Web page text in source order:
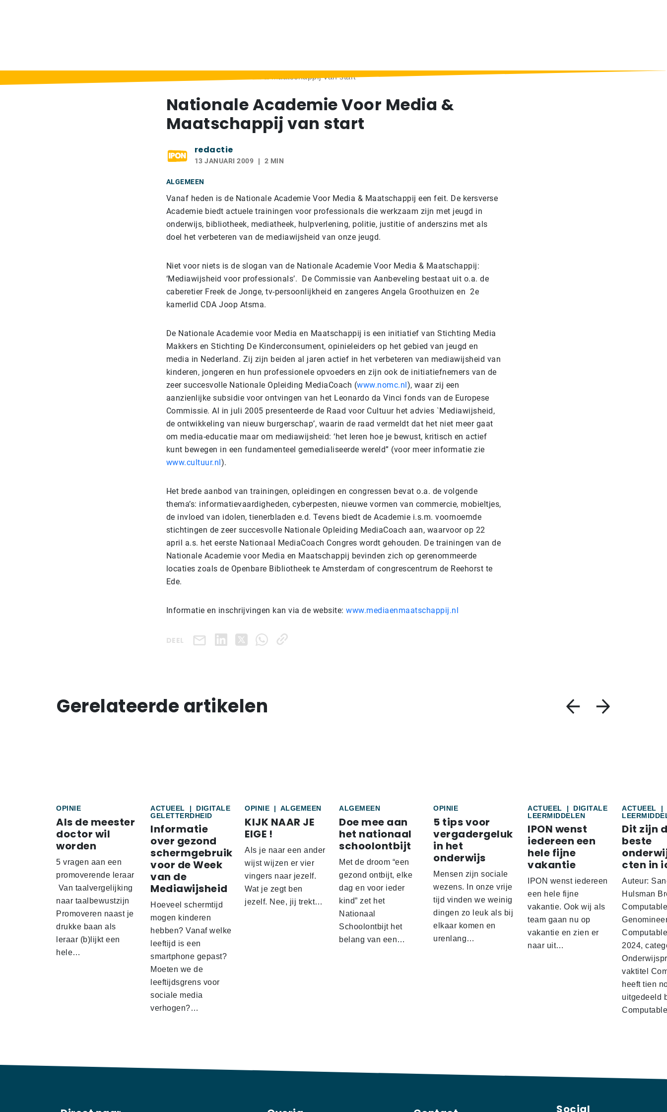
Nationale Academie Voor Media & Maatschappij van start
Nationale Academie Voor Media &
Maatschappij van start
redactie
13 JANUARI 2009 2 MIN
ALGEMEEN
Vanaf heden is de Nationale Academie Voor Media & Maatschappij een feit. De kersverse
Academie biedt actuele trainingen voor professionals die werkzaam zijn met jeugd in
onderwijs, bibliotheek, mediatheek, hulpverlening, politie, justitie of anderszins met als
doel het verbeteren van de mediawijsheid van onze jeugd.
Niet voor niets is de slogan van de Nationale Academie Voor Media & Maatschappij:
‘Mediawijsheid voor professionals’. De Commissie van Aanbeveling bestaat uit o.a. de
caberetier Freek de Jonge, tv-persoonlijkheid en zangeres Angela Groothuizen en 2e
kamerlid CDA Joop Atsma.
De Nationale Academie voor Media en Maatschappij is een initiatief van Stichting Media
Makkers en Stichting De Kinderconsument, opinieleiders op het gebied van jeugd en
media in Nederland. Zij zijn beiden al jaren actief in het verbeteren van mediawijsheid van
kinderen, jongeren en hun professionele opvoeders en zijn ook de initiatiefnemers van de
zeer succesvolle Nationale Opleiding MediaCoach (www.nomc.nl), waar zij een
aanzienlijke subsidie voor ontvingen van het Leonardo da Vinci fonds van de Europese
Commissie. Al in juli 2005 presenteerde de Raad voor Cultuur het advies `Mediawijsheid,
de ontwikkeling van nieuw burgerschap’, waarin de raad vermeldt dat het niet meer gaat
om media-educatie maar om mediawijsheid: ‘het leren hoe je bewust, kritisch en actief
kunt bewegen in een fundamenteel gemedialiseerde wereld” (voor meer informatie zie
www.cultuur.nl).
Het brede aanbod van trainingen, opleidingen en congressen bevat o.a. de volgende
thema’s: informatievaardigheden, cyberpesten, nieuwe vormen van commercie, mobieltjes,
de invloed van idolen, tienerbladen e.d. Tevens biedt de Academie i.s.m. voornoemde
stichtingen de zeer succesvolle Nationale Opleiding MediaCoach aan, waarvoor op 22
april a.s. het eerste Nationaal MediaCoach Congres wordt gehouden. De trainingen van de
Nationale Academie voor Media en Maatschappij bevinden zich op gerenommeerde
locaties zoals de Openbare Bibliotheek te Amsterdam of congrescentrum de Reehorst te
Ede.
Informatie en inschrijvingen kan via de website: www.mediaenmaatschappij.nl
DEEL
Gerelateerde artikelen
OPINIE
Als de meester
doctor wil
worden
5 vragen aan een
promoverende leraar
Van taalvergelijking
naar taalbewustzijn
Promoveren naast je
drukke baan als
leraar (b)lijkt een
hele…
ACTUEEL |
DIGITALE
GELETTERDHEID
Informatie
over gezond
schermgebruik
voor de Week
van de
Mediawijsheid
Hoeveel schermtijd
mogen kinderen
hebben? Vanaf welke
leeftijd is een
smartphone gepast?
Moeten we de
leeftijdsgrens voor
sociale media
verhogen?…
OPINIE | ALGEMEEN
KIJK NAAR JE
EIGE !
Als je naar een ander
wijst wijzen er vier
vingers naar jezelf.
Wat je zegt ben
jezelf. Nee, jij trekt…
ALGEMEEN
Doe mee aan
het nationaal
schoolontbijt
Met de droom “een
gezond ontbijt, elke
dag en voor ieder
kind” zet het
Nationaal
Schoolontbijt het
belang van een…
OPINIE
5 tips voor
vergadergeluk
in het
onderwijs
Mensen zijn sociale
wezens. In onze vrije
tijd vinden we weinig
dingen zo leuk als bij
elkaar komen en
urenlang…
ACTUEEL |
DIGITALE
LEERMIDDELEN
IPON wenst
iedereen een
hele fijne
vakantie
IPON wenst iedereen
een hele fijne
vakantie. Ook wij als
team gaan nu op
vakantie en zien er
naar uit…
ACTUEEL
|
Dit zijn
beste
cten in
Auteur:
Hulsman
Computable
2024,
vaktitel
heeft tien
uitgedeeld
Social